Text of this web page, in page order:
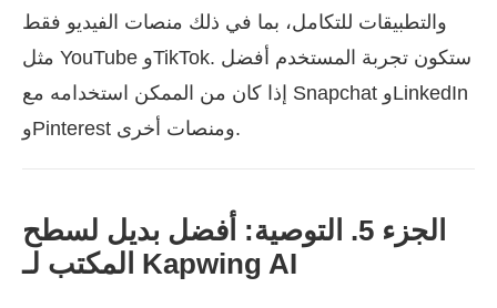
والتطبيقات للتكامل، بما في ذلك منصات الفيديو فقط
مثل YouTube وTikTok. ستكون تجربة المستخدم أفضل
إذا كان من الممكن استخدامه مع Snapchat وLinkedIn
وPinterest ومنصات أخرى.
الجزء 5. التوصية: أفضل بديل لسطح
المكتب لـ Kapwing AI